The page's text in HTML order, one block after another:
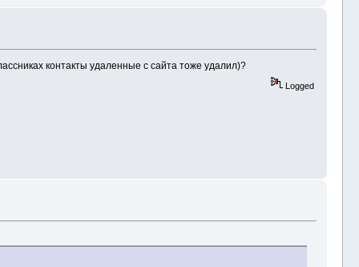
контакты удаленные с сайта тоже удалил)?
Logged